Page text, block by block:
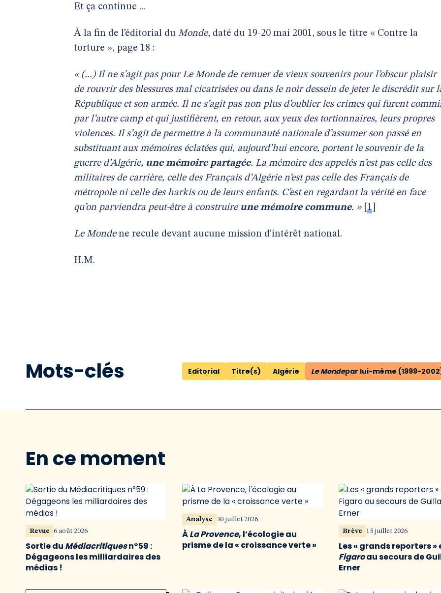
Et ça continue ...
À la fin de l’éditorial du Monde, daté du 19-20 mai 2001, sous le titre « Contre la
torture », page 18 :
« (...) Il ne s’agit pas pour Le Mondede remuer de vieux souvenirs pour l’obscur plaisir
de rouvrir des blessures mal cicatrisées ou dans le noir dessein de jeter le discrédit sur
République et son armée. Il ne s’agit pas non plus d’oublier les crimes qui furent
par l’autre camp et qui justifièrent, en retour, aux yeux des tortionnaires, leurs propres
violences. Il s’agit de permettre à la communauté nationale d’assumer son passé en
substituant aux mémoires éclatées qui, aujourd’hui encore, portent le souvenir de la
guerre d’Algérie, une mémoire partagée. La mémoire des appelés n’est pas celle des
militaires de carrière, celle des Français d’Algérie n’est pas celle des Français de
métropole ni celle des harkis ou de leurs enfants. C’est en regardant la vérité en face
qu’on parviendra peut-être à construire une mémoire commune. »[ 1
Le Mondene recule devant aucune mission d’intérêt national.
H.M.
Mots-clés Editorial Titre(s) Algérie Le Mondepar lui-même (1999-
En ce moment
Revue 6 août 2026
Sortie du Médiacritiquesn°59 :
Dégageons les milliardaires des
médias !
Analyse 30 juillet 2026
ÀLa Provence, l’écologie au
prisme de la « croissance verte »
Brève 15 juillet 2026
Les « grands reporters »
Figaroau secours de
Erner